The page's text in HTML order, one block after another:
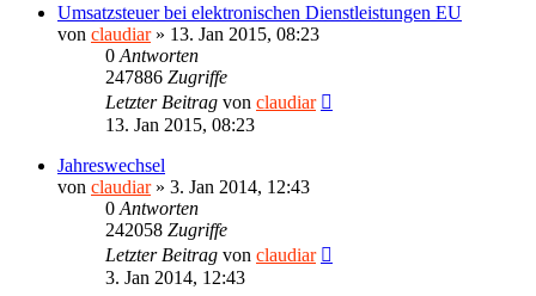
Umsatzsteuer bei elektronischen Dienstleistungen EU
von claudiar» 13. Jan 2015, 08:23
0 Antworten
247886 Zugriffe
Letzter Beitrag von claudiar
13. Jan 2015, 08:23
Jahreswechsel
von claudiar» 3. Jan 2014, 12:43
0 Antworten
242058 Zugriffe
Letzter Beitrag von claudiar
3. Jan 2014, 12:43